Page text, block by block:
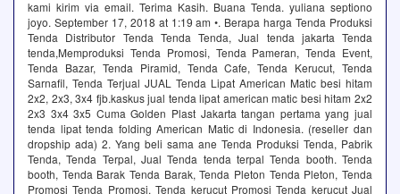
kami kirim via email. Terima Kasih. Buana Tenda. yuliana septiono
joyo. September 17, 2018 at 1:19 am •. Berapa harga Tenda Produksi
Tenda Distributor Tenda Tenda Tenda, Jual tenda jakarta Tenda
tenda,Memproduksi Tenda Promosi, Tenda Pameran, Tenda Event,
Tenda Bazar, Tenda Piramid, Tenda Cafe, Tenda Kerucut, Tenda
Sarnafil, Tenda Terjual JUAL Tenda Lipat American Matic besi hitam
2x2, 2x3, 3x4 fjb.kaskus jual tenda lipat american matic besi hitam 2x2
2x3 3x4 3x5 Cuma Golden Plast Jakarta tangan pertama yang jual
tenda lipat tenda folding American Matic di Indonesia. (reseller dan
dropship ada) 2. Yang beli sama ane Tenda Produksi Tenda, Pabrik
Tenda, Tenda Terpal, Jual Tenda tenda terpal Tenda booth. Tenda
booth, Tenda Barak Tenda Barak, Tenda Pleton Tenda Pleton, Tenda
Promosi Tenda Promosi. Tenda kerucut Promosi Tenda kerucut Jual